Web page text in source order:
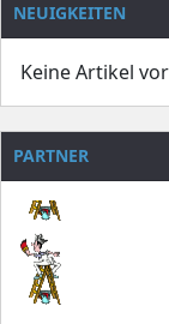
NEUIGKEITEN
Keine Artikel
PARTNER